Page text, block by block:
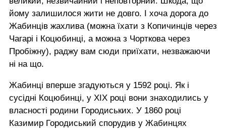
йому залишилося жити не довго. І хоча дорога до
Жабинців жахлива (можна їхати з Копичинців через
Чагарі і Коцюбинці, а можна з Чорткова через
Пробіжну), раджу вам сюди приїхати, незважаючи
ні на що.
Жабинці вперше згадуються у 1592 році. Як і
сусідні Коцюбинці, у ХІХ році вони знаходились у
власності родини Городиських. У 1860 році
Казимир Городиський спорудив у Жабинцях